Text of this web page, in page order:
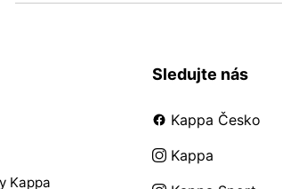
Kappa
Sledujte nás
Kappa Česko
Kappa